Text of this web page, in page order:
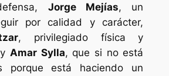
Jorge Mejías, un
por calidad y carácter,
, privilegiado física y
Amar Sylla, que si no está
porque está haciendo un